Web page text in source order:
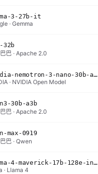
3-27b-it
· Gemma
32b
巴 · Apache 2.0
nvidia-nemotron-3-nano-30b-a3b-bf16
· NVIDIA Open Model
30b-a3b
巴 · Apache 2.0
max-0919
巴 · Qwen
llama-4-maverick-17b-128e-instruct
· Llama 4